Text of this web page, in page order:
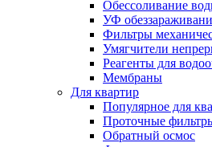
Обессоливание
УФ
Фильтры
Умягчители
Реагенты для
Мембраны
Для квартир
Популярное для
Проточные
Обратный осмос